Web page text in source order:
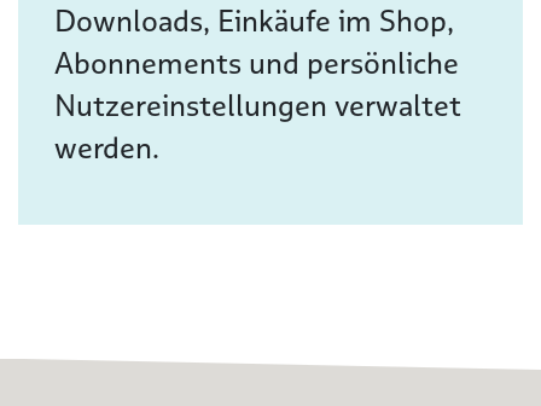
Downloads, Einkäufe im Shop,
Abonnements und persönliche
Nutzereinstellungen verwaltet
werden.